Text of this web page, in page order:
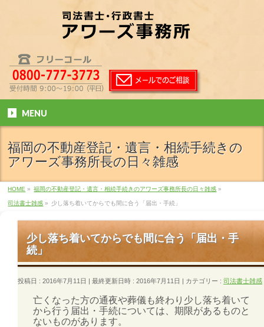
MENU
福岡の不動産登記・遺言・相続手続きの
アワーズ事務所長の日々雑感
HOME » 福岡の不動産登記・遺言・相続手続きのアワーズ事務所長の日々雑感 »
司法書士雑感 » 少し落ち着いてからでも間に合う「届出・手続」
少し落ち着いてからでも間に合う「届出・手
続」
投稿日 : 2016年7月11日 最終更新日時 : 2016年7月11日 カテゴリー : 司法書士雑感
亡くなった方の通夜や葬儀も終わり少し落ち着いて
から行う届出・手続については、期限があるものと
ないものがあります。